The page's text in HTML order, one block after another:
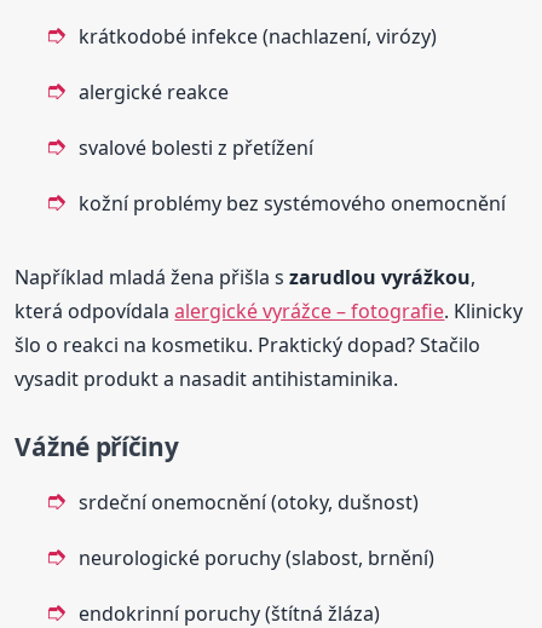
krátkodobé infekce (nachlazení, virózy)
alergické reakce
svalové bolesti z přetížení
kožní problémy bez systémového onemocnění
Například mladá žena přišla szarudlou vyrážkou,
která odpovídalaalergické vyrážce – fotografie. Klinicky
šlo o reakci na kosmetiku. Praktický dopad? Stačilo
vysadit produkt a nasadit antihistaminika.
Vážné příčiny
srdeční onemocnění (otoky, dušnost)
neurologické poruchy (slabost, brnění)
endokrinní poruchy (štítná žláza)